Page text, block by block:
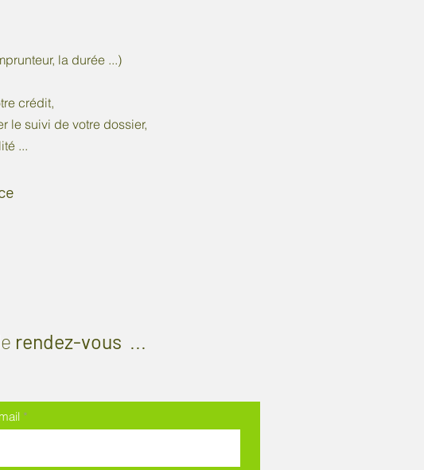
la durée ...)
crédit,
le suivi de votre dossier,
...
rendez-vous ...